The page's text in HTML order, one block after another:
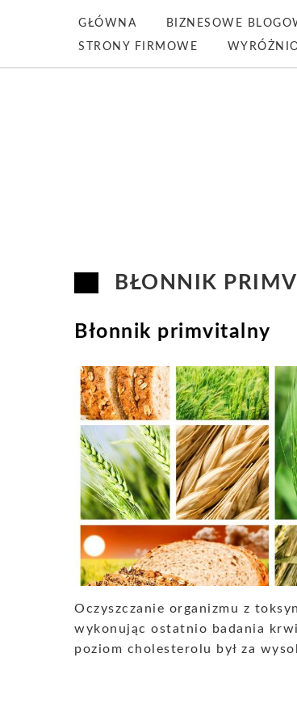
GŁÓWNA BIZNESOWE
STRONY FIRMOWE
BŁONNIK
Błonnik primvitalny
Oczyszczanie organizmu z
wykonując ostatnio badania
poziom cholesterolu był za